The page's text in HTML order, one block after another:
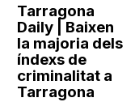
Tarragona
Daily | Baixen
la majoria dels
índexs de
criminalitat a
Tarragona